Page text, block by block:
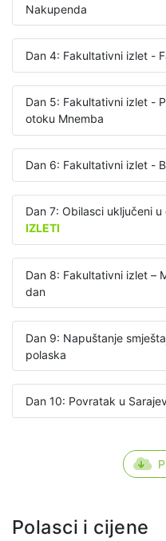
Nakupenda
Dan 4: Fakultativni izlet -
Dan 5: Fakultativni izlet -
otoku Mnemba
Dan 6: Fakultativni izlet -
Dan 7: Obilasci uključeni
IZLETI
Dan 8: Fakultativni izlet –
dan
Dan 9: Napuštanje
polaska
Dan 10: Povratak u
Polasci i cijene